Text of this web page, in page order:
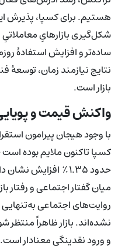
هستیم. برای کسپا، پذیرش
ساده‌تر و افزایش استفادهٔ
نتایج نیازمند زمان،
بازار است.
واکنش قیمت و پویایی
با وجود هیجان پیرامون
حدود ۱.۳۵٪ افزایش
میان گفتار اجتماعی و رفتار
روایت‌های اجتماعی به‌تنهایی
نشده‌اند. بازار ظاهراً
و ورود نقدینگی معنادار است.